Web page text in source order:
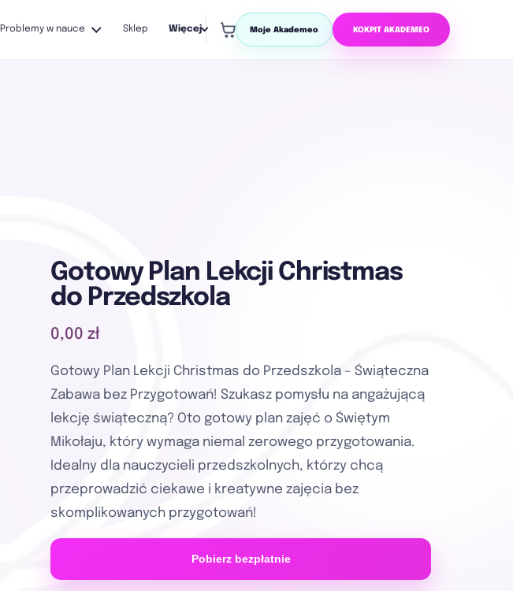
Problemy w nauce Sklep Więcej Moje Akademeo KOKPIT AKADEMEO
Gotowy Plan Lekcji Christmas
do Przedszkola
0,00 zł
Gotowy Plan Lekcji Christmas do Przedszkola – Świąteczna
Zabawa bez Przygotowań! Szukasz pomysłu na angażującą
lekcję świąteczną? Oto gotowy plan zajęć o Świętym
Mikołaju, który wymaga niemal zerowego przygotowania.
Idealny dla nauczycieli przedszkolnych, którzy chcą
przeprowadzić ciekawe i kreatywne zajęcia bez
skomplikowanych przygotowań!
Pobierz bezpłatnie